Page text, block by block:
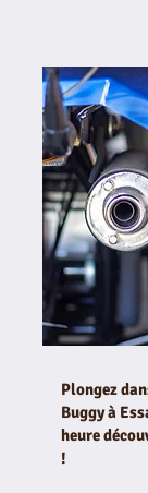
Plongez
Buggy à
heure
!